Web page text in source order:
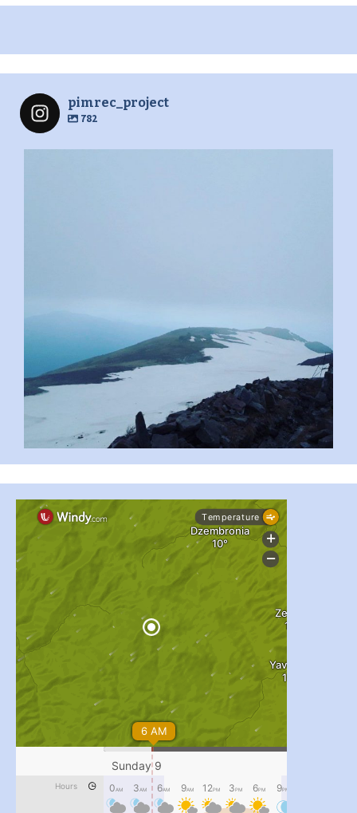
pimrec_project
782
...
pimrec_project
#PipIvanToday...